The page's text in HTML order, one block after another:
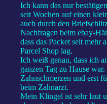
Ich kann das nur
seit Wochen auf einen
auch durch den
Nachfragen beim ebay-
dass das Packet seit mehr
Parcel Shop lag.
Ich weiß genau, dass ich
ganzen Tag zu Hause
Zahnschmerzen und erst
beim Zahnarzt.
Mein Klingel ist sehr laut